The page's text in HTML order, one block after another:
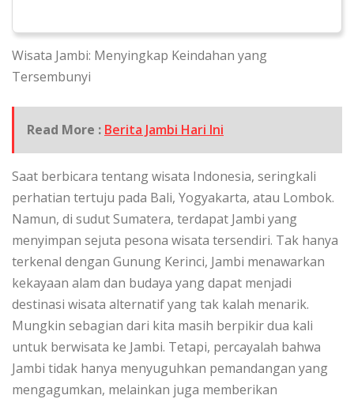
Wisata Jambi: Menyingkap Keindahan yang
Tersembunyi
Read More : Berita Jambi Hari Ini
Saat berbicara tentang wisata Indonesia, seringkali
perhatian tertuju pada Bali, Yogyakarta, atau Lombok.
Namun, di sudut Sumatera, terdapat Jambi yang
menyimpan sejuta pesona wisata tersendiri. Tak hanya
terkenal dengan Gunung Kerinci, Jambi menawarkan
kekayaan alam dan budaya yang dapat menjadi
destinasi wisata alternatif yang tak kalah menarik.
Mungkin sebagian dari kita masih berpikir dua kali
untuk berwisata ke Jambi. Tetapi, percayalah bahwa
Jambi tidak hanya menyuguhkan pemandangan yang
mengagumkan, melainkan juga memberikan